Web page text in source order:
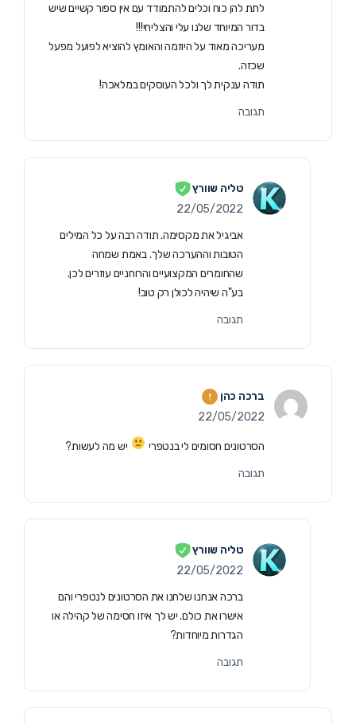
לתת להן כוח וכלים להתמודד עם אין ספור קשיים שיש
בדור המיוחד שלנו עלי והצליחי!!!
מעריכה מאוד על היוזמה והאומץ להוציא לפועל מפעל
שכזה.
תודה ענקית לך ולכל העוסקים במלאכה!
תגובה
טליה שוורץ
22/05/2022
אביגיל את מקסימה. תודה רבה על כל המילים
הטובות וההערכה שלך. באמת שמחה
שהחומרים המקצועיים והרוחניים עוזרים לכן.
בע"ה שיהיה לכולן רק טוב!
תגובה
ברכה כהן
22/05/2022
הסרטונים חסומים לי בנטפרי
יש מה לעשות?
תגובה
טליה שוורץ
22/05/2022
ברכה אנחנו שלחנו את הסרטונים לנטפרי והם
אישרו את כולם. יש לך איזו חסימה של קהילה או
הגדרות מיוחדות?
תגובה